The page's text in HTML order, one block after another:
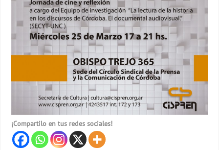
¡Compartilo en tus redes sociales!